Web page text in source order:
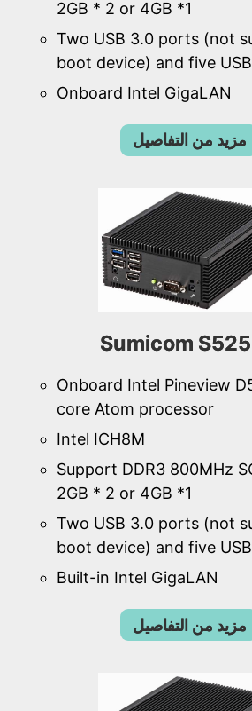
2GB * 2 or 4GB *1
Two USB 3.0 ports (not
boot device) and five
Onboard Intel GigaLAN
مزيد من التفاصيل
Sumicom
Onboard Intel Pineview
core Atom processor
Intel ICH8M
Support DDR3 800MHz
2GB * 2 or 4GB *1
Two USB 3.0 ports (not
boot device) and five
Built-in Intel GigaLAN
مزيد من التفاصيل